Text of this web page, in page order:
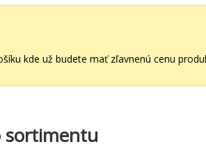
kde už budete mať zľavnenú cenu
sortimentu